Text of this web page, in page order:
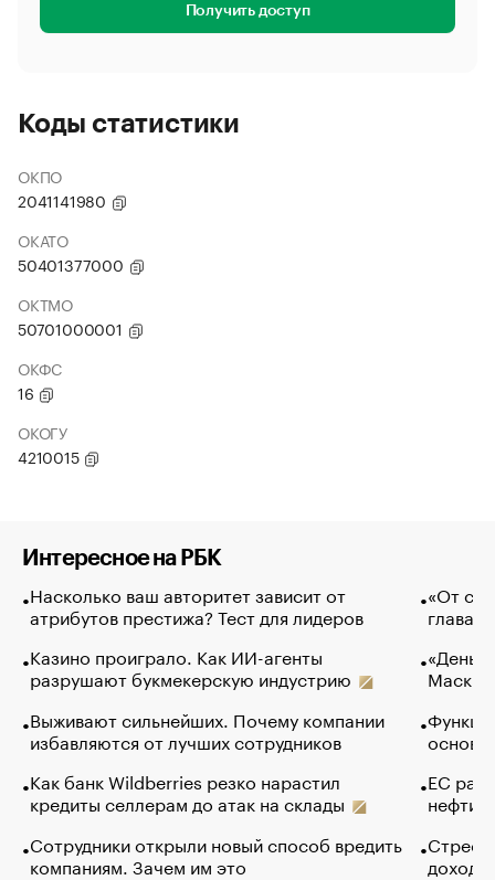
Получить доступ
Коды статистики
ОКПО
2041141980
ОКАТО
50401377000
ОКТМО
50701000001
ОКФС
16
ОКОГУ
4210015
Интересное на РБК
Насколько ваш авторитет зависит от
атрибутов престижа? Тест для лидеров
Казино проиграло. Как ИИ-агенты
разрушают букмекерскую индустрию
Выживают сильнейших. Почему компании
избавляются от лучших сотрудников
Как банк Wildberries резко нарастил
кредиты селлерам до атак на склады
Сотрудники открыли новый способ вредить
компаниям. Зачем им это
«От
глава
Маск в
основ
ЕС
нефти